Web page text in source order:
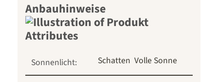
Anbauhinweise
Sonnenlicht: Schatten Volle Sonne